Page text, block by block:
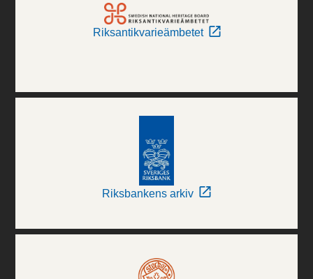
Riksantikvarieämbetet
Riksbankens arkiv